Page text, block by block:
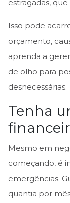
estragadas,
Isso pode
orçamento,
aprenda a
de olho para
desnecessárias.
Tenha
Mesmo em
começando, é
emergências.
quantia por